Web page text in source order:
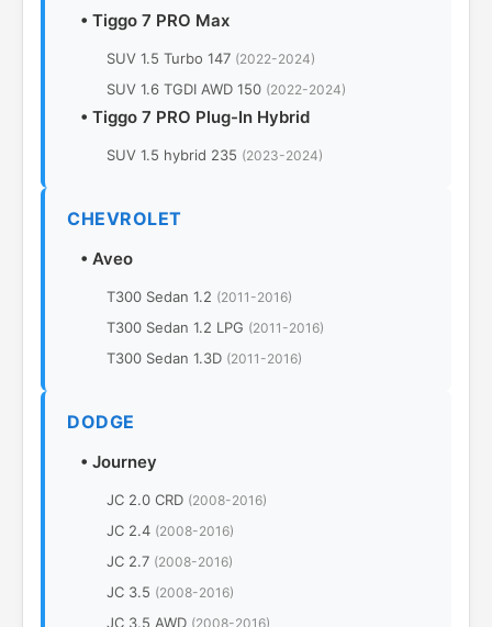
• Tiggo 7 PRO Max
SUV 1.5 Turbo 147 (2022-2024)
SUV 1.6 TGDI AWD 150 (2022-2024)
• Tiggo 7 PRO Plug-In Hybrid
SUV 1.5 hybrid 235 (2023-2024)
CHEVROLET
• Aveo
T300 Sedan 1.2 (2011-2016)
T300 Sedan 1.2 LPG (2011-2016)
T300 Sedan 1.3D (2011-2016)
DODGE
• Journey
JC 2.0 CRD (2008-2016)
JC 2.4 (2008-2016)
JC 2.7 (2008-2016)
JC 3.5 (2008-2016)
JC 3.5 AWD (2008-2016)